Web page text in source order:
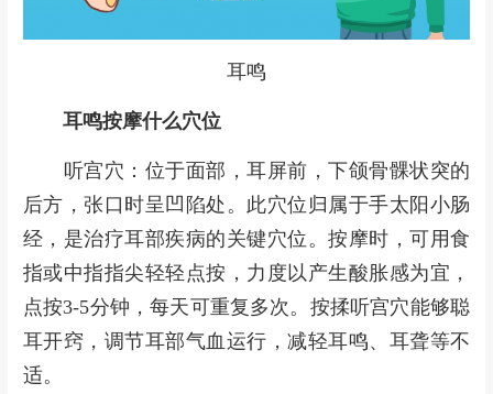
耳鸣
耳鸣按摩什么穴位
听宫穴：位于面部，耳屏前，下颌骨髁状突的
后方，张口时呈凹陷处。此穴位归属于手太阳小肠
经，是治疗耳部疾病的关键穴位。按摩时，可用食
指或中指指尖轻轻点按，力度以产生酸胀感为宜，
点按3-5分钟，每天可重复多次。按揉听宫穴能够聪
耳开窍，调节耳部气血运行，减轻耳鸣、耳聋等不
适。